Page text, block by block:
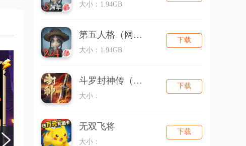
大小：1.94GB
第五人格（网易版）
大小：1.94GB
下载
斗罗封神传（三国超超变）
大小：
下载
无双飞将
大小：
下载